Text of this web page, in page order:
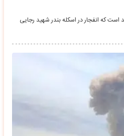
است که انفجار در اسکله بندر شهید رجایی